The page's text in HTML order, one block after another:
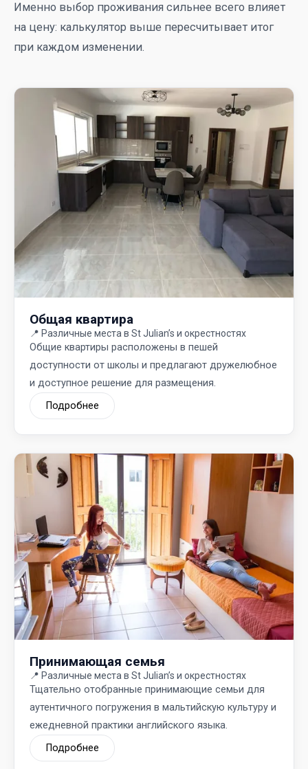
Именно выбор проживания сильнее всего влияет
на цену: калькулятор выше пересчитывает итог
при каждом изменении.
Общая квартира
📍 Различные места в St Julian’s и окрестностях
Общие квартиры расположены в пешей
доступности от школы и предлагают дружелюбное
и доступное решение для размещения.
Подробнее
Принимающая семья
📍 Различные места в St Julian’s и окрестностях
Тщательно отобранные принимающие семьи для
аутентичного погружения в мальтийскую культуру и
ежедневной практики английского языка.
Подробнее